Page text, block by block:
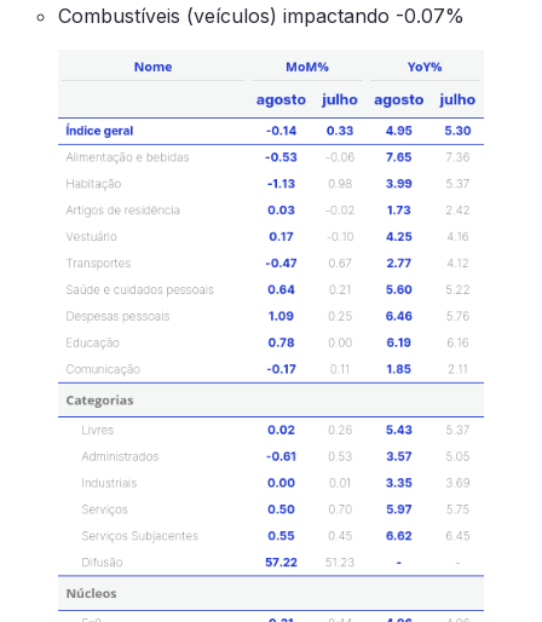
Combustíveis (veículos) impactando -0.07%